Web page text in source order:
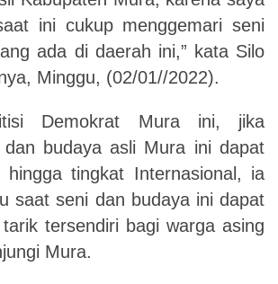
ini cukup menggemari seni
ada di daerah ini,” kata Silo
Minggu, (02/01//2022).
Demokrat Mura ini, jika
dan budaya asli Mura ini dapat
hingga tingkat Internasional, ia
saat seni dan budaya ini dapat
tersendiri bagi warga asing
Mura.